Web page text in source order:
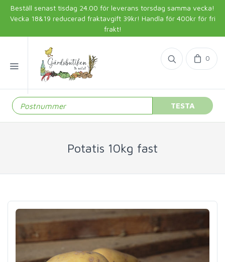
Beställ senast tisdag 24.00 för leverans torsdag samma vecka!
Vecka 18&19 reducerad fraktavgift 39kr! Handla för 400kr för fri
frakt!
0
TESTA
Potatis 10kg fast